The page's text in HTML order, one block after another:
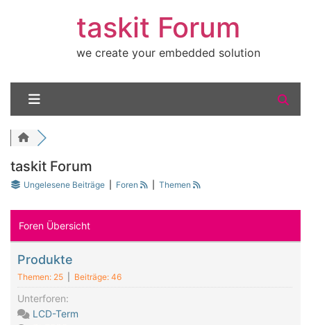
taskit Forum
we create your embedded solution
taskit Forum
Ungelesene Beiträge Foren Themen
Foren Übersicht
Produkte
Themen: 25 Beiträge: 46
Unterforen:
LCD-Term